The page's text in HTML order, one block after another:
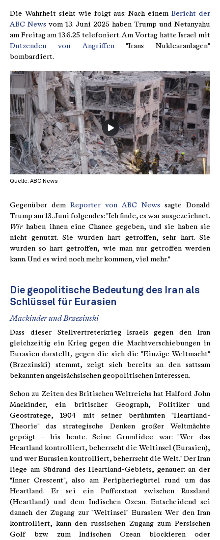
Die Wahrheit sieht wie folgt aus: Nach einemBericht der
ABC News vom 13. Juni 2025 haben Trump und Netanyahu
am Freitag am 13.6.25 telefoniert. Am Vortag hatte Israel mit
Dutzenden von Angriffen"Irans Nuklearanlagen"
bombardiert.
Quelle: ABC News
Gegenüber dem Reporter von ABC News sagte Donald
Trump am 13. Juni folgendes: "Ich finde, es war ausgezeichnet.
Wir haben ihnen eine Chance gegeben, und sie haben sie
nicht genutzt. Sie wurden hart getroffen, sehr hart. Sie
wurden so hart getroffen, wie man nur getroffen werden
kann. Und es wird noch mehr kommen, viel mehr."
Die geopolitische Bedeutung des Iran als
Schlüssel für Eurasien
Mackinder und Brzezinski
Dass dieser Stellvertreterkrieg Israels gegen den Iran
gleichzeitig ein Krieg gegen die Machtverschiebungen in
Eurasien darstellt, gegen die sich die "Einzige Weltmacht"
(Brzezinski) stemmt, zeigt sich bereits an den sattsam
bekannten angelsächsischen geopolitischen Interessen.
Schon zu Zeiten des Britischen Weltreichs hat Halford John
Mackinder, ein britischer Geograph, Politiker und
Geostratege, 1904 mit seiner berühmten "Heartland-
Theorie" das strategische Denken großer Weltmächte
geprägt – bis heute. Seine Grundidee war: "Wer das
Heartland kontrolliert, beherrscht die Weltinsel (Eurasien),
und wer Eurasien kontrolliert, beherrscht die Welt." Der Iran
liege am Südrand des Heartland-Gebiets, genauer: an der
"Inner Crescent", also am Peripheriegürtel rund um das
Heartland. Er sei ein Pufferstaat zwischen Russland
(Heartland) und dem Indischen Ozean. Entscheidend sei
danach der Zugang zur "Weltinsel" Eurasien: Wer den Iran
kontrolliert, kann den russischen Zugang zum Persischen
Golf bzw. zum Indischen Ozean blockieren oder